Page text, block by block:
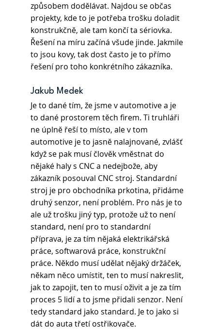
způsobem dodělávat. Najdou se občas
projekty, kde to je potřeba trošku doladit
konstrukčně, ale tam končí ta sériovka.
Řešení na míru začíná všude jinde. Jakmile
to jsou kovy, tak dost často je to přímo
řešení pro toho konkrétního zákazníka.
Jakub Medek
Je to dané tím, že jsme v automotive a je
to dané prostorem těch firem. Ti truhláři
ne úplně řeší to místo, ale v tom
automotive je to jasně nalajnované, zvlášť
když se pak musí člověk vměstnat do
nějaké haly s CNC a nedejbože, aby
zákazník posouval CNC stroj. Standardní
stroj je pro obchodníka prkotina, přidáme
druhý senzor, není problém. Pro nás je to
ale už trošku jiný typ, protože už to není
standard, není pro to standardní
příprava, je za tím nějaká elektrikářská
práce, softwarová práce, konstrukční
práce. Někdo musí udělat nějaký držáček,
někam něco umístit, ten to musí nakreslit,
jak to zapojit, ten to musí oživit a je za tím
proces 5 lidí a to jsme přidali senzor. Není
tedy standard jako standard. Je to jako si
dát do auta třetí ostřikovače.